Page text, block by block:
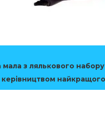
мала з лялькового
найкращого